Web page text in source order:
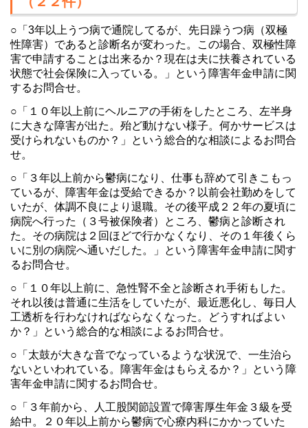
○「3年以上うつ病で通院してるが、先日躁うつ病（双極
性障害）であると診断名が変わった。この場合、双極性障
害で申請することは出来るか？現在は夫に扶養されている
状態で社会保険に入っている。」という障害年金申請に関
するお問合せ。
○「１０年以上前にヘルニアの手術をしたところ、左半身
に大きな障害が出た。殆ど動けない様子。何かサービスは
受けられないものか？」という総合的な相談によるお問合
せ。
○「３年以上前から鬱病になり、仕事も辞めて引きこもっ
ているが、障害年金は受給できるか？以前会社勤めをして
いたが、体調不良により退職。その後平成２２年の夏頃に
病院へ行った（３号被保険者）ところ、鬱病と診断され
た。その病院は２回ほどで行かなくなり、その１年後くら
いに別の病院へ通いだした。」という障害年金申請に関す
るお問合せ。
○「１０年以上前に、急性腎不全と診断され手術もした。
それ以後は普通に生活をしていたが、最近悪化し、毎日人
工透析を行わなければならなくなった。どうすればよい
か？」という総合的な相談によるお問合せ。
○「太鼓が大きな音でなっているような状況で、一生治ら
ないといわれている。障害年金はもらえるか？」という障
害年金申請に関するお問合せ。
○「３年前から、人工股関節設置で障害厚生年金３級を受
給中。２０年以上前から鬱病で心療内科にかかっていた